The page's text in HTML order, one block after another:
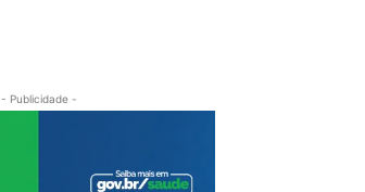
- Publicidade -